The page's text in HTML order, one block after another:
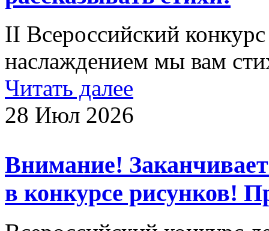
II Всероссийский
наслаждением мы вам
Читать далее
28 Июл 2026
Внимание!
в конкурсе рисунков!